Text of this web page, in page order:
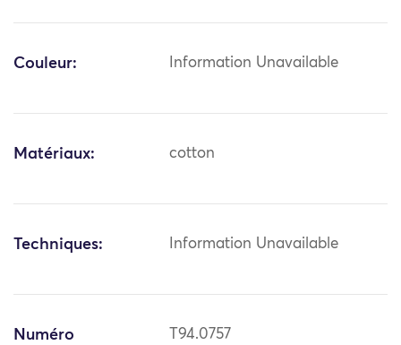
Couleur: Information Unavailable
Matériaux: cotton
Techniques: Information Unavailable
Numéro
T94.0757